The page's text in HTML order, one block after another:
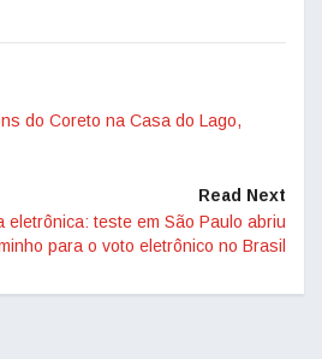
do Coreto na Casa do Lago,
Read Next
eletrônica: teste em São Paulo abriu
para o voto eletrônico no Brasil